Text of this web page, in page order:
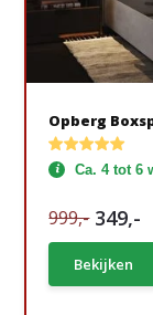
Opberg
Ca. 4 tot 6
999,- 349,-
Bekijken